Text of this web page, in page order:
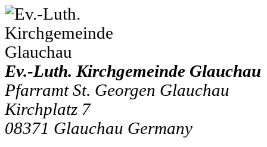
Ev.-Luth. Kirchgemeinde Glauchau
Pfarramt St. Georgen Glauchau
Kirchplatz 7
08371 Glauchau Germany